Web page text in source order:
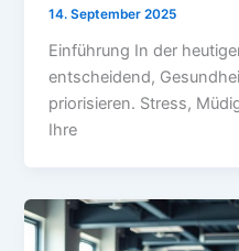
14. September 2025
Einführung In der
entscheidend,
priorisieren. Stress,
Ihre